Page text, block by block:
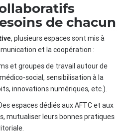
de chacun
, plusieurs espaces sont mis à
et la coopération :
et groupes de travail autour de
social, sensibilisation à la
innovations numériques, etc.).
espaces dédiés aux AFTC et aux
mutualiser leurs bonnes pratiques